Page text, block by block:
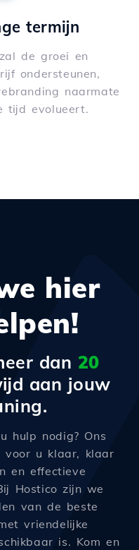
termijn
de groei en
ondersteunen,
naarmate
tijd evolueert.
hier
dan 20
aan jouw
hulp nodig? Ons
voor u klaar, klaar
en effectieve
Hostico zijn we
van de beste
vriendelijke
is. Kom en